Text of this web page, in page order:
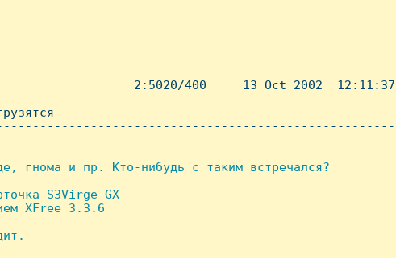
2:5020/400     13 Oct 2002  12:11:37
гнома и пр. Кто-нибудь с таким встречался?
S3Virge GX
XFree 3.3.6